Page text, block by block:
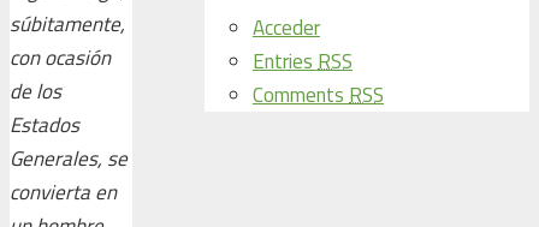
súbitamente,
con ocasión
de los
Estados
Generales, se
convierta en
Acceder
EntriesRSS
CommentsRSS